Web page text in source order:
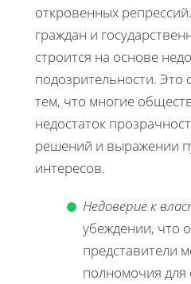
откровенных
граждан и
строится на основе
подозрительности. Это
тем, что многие
недостаток
решений и выражении
интересов.
Недоверие к
убеждении, что
представители
полномочия для